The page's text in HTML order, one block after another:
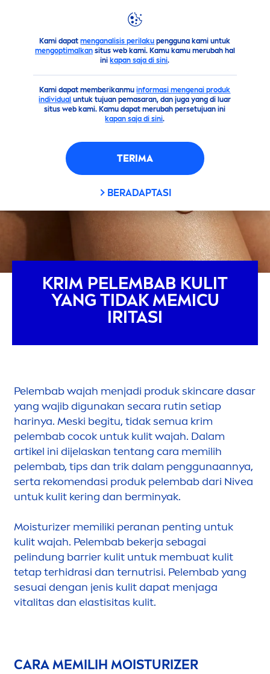
Kami dapatmenganalisis perilaku pengguna kami untuk
mengoptimalkansitus web kami. Kamu kamu merubah hal
ini kapan saja di sini.
Kami dapat memberikanmuinformasi mengenai produk
individual untuk tujuan pemasaran, dan juga yang di luar
situs web kami. Kamu dapat merubah persetujuan ini
kapan saja di sini.
TERIMA
BERADAPTASI
Saran Krim Pelembab Kulit yang Tidak Memicu Iritasi
KRIM PELEMBAB KULIT
YANG TIDAK MEMICU
IRITASI
Pelembab wajah menjadi produkskincaredasar
yang wajib digunakan secara rutin setiap
harinya. Meski begitu, tidak semua krim
pelembab cocok untuk kulit wajah. Dalam
artikel ini dijelaskan tentang cara memilih
pelembab, tips dan trik dalam penggunaannya,
serta rekomendasi produk pelembab dari Nivea
untuk kulit kering dan berminyak.
Moisturizer memiliki peranan penting untuk
kulit wajah. Pelembab bekerja sebagai
pelindung barrier kulit untuk membuat kulit
tetap terhidrasi dan ternutrisi. Pelembab yang
sesuai dengan jenis kulit dapat menjaga
vitalitas dan elastisitas kulit.
CARA MEMILIH MOISTURIZER